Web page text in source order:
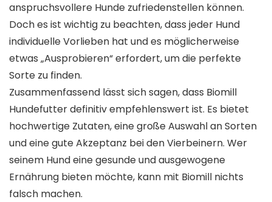
anspruchsvollere Hunde zufriedenstellen können.
Doch es ist wichtig zu beachten, dass jeder Hund
individuelle Vorlieben hat und es möglicherweise
etwas „Ausprobieren“ erfordert, um die perfekte
Sorte zu finden.
Zusammenfassend lässt sich sagen, dass Biomill
Hundefutter definitiv empfehlenswert ist. Es bietet
hochwertige Zutaten, eine große Auswahl an Sorten
und eine gute Akzeptanz bei den Vierbeinern. Wer
seinem Hund eine gesunde und ausgewogene
Ernährung bieten möchte, kann mit Biomill nichts
falsch machen.